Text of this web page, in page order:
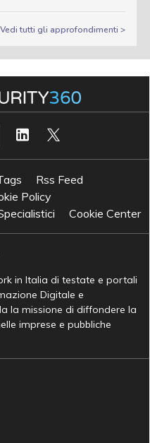
Vedi tutti gli approfondimenti >
Rss Feed
Policy
Cookie Center
in Italia di testate e portali
Digitale e
la missione di diffondere la
imprese e pubbliche